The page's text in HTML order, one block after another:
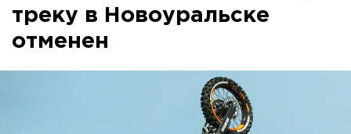
треку в Новоуральске
отменен